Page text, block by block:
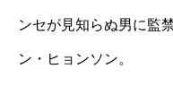
ンセが見知らぬ男に監
ン・ヒョンソン。